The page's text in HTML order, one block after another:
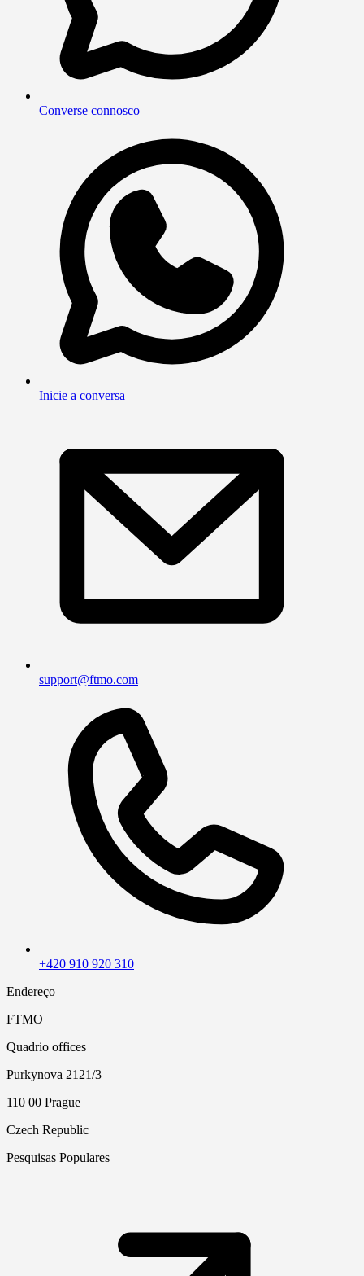
Converse connosco
Inicie a conversa
support@ftmo.com
+420 910 920 310
Endereço
FTMO
Quadrio offices
Purkynova 2121/3
110 00 Prague
Czech Republic
Pesquisas Populares